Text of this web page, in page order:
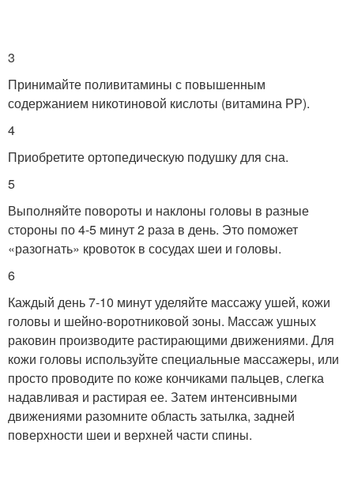
3
Принимайте поливитамины с повышенным
содержанием никотиновой кислоты (витамина РР).
4
Приобретите ортопедическую подушку для сна.
5
Выполняйте повороты и наклоны головы в разные
стороны по 4-5 минут 2 раза в день. Это поможет
«разогнать» кровоток в сосудах шеи и головы.
6
Каждый день 7-10 минут уделяйте массажу ушей, кожи
головы и шейно-воротниковой зоны. Массаж ушных
раковин производите растирающими движениями. Для
кожи головы используйте специальные массажеры, или
просто проводите по коже кончиками пальцев, слегка
надавливая и растирая ее. Затем интенсивными
движениями разомните область затылка, задней
поверхности шеи и верхней части спины.